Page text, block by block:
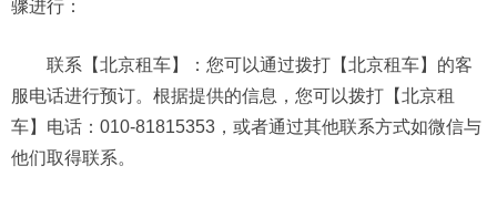
骤进行：
联系【北京租车】：您可以通过拨打【北京租车】的客
服电话进行预订。根据提供的信息，您可以拨打【北京租
车】电话：010-81815353，或者通过其他联系方式如微信与
他们取得联系。